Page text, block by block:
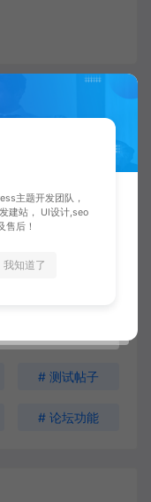
# 测试帖子
# 论坛功能
主题开发团队，
建站， UI设计,seo
售后！
我知道了